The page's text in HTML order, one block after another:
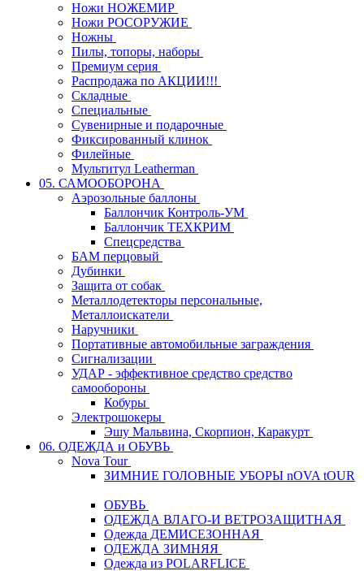
Ножи НОЖЕМИР
Ножи РОСОРУЖИЕ
Ножны
Пилы, топоры, наборы
Премиум серия
Распродажа по АКЦИИ!!!
Складные
Специальные
Сувенирные и подарочные
Фиксированный клинок
Филейные
Мультитул Leatherman
05. САМООБОРОНА
Аэрозольные баллоны
Баллончик Контроль-УМ
Баллончик ТЕХКРИМ
Спецсредства
БАМ перцовый
Дубинки
Защита от собак
Металлодетекторы персональные,
Металлоискатели
Наручники
Портативные автомобильные заграждения
Сигнализации
УДАР - эффективное средство средство
самообороны
Кобуры
Электрошокеры
Эшу Мальвина, Скорпион, Каракурт
06. ОДЕЖДА и ОБУВЬ
Nova Tour
ЗИМНИЕ ГОЛОВНЫЕ УБОРЫ nOVA tOUR
ОБУВЬ
ОДЕЖДА ВЛАГО-И ВЕТРОЗАЩИТНАЯ
Одежда ДЕМИСЕЗОННАЯ
ОДЕЖДА ЗИМНЯЯ
Одежда из POLARFLICE